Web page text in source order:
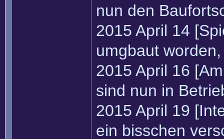
nun den
2015 April 14
umgbaut
2015 April 16
sind nun in
2015 April 19
ein bisschen